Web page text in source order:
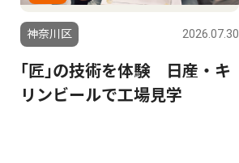
神奈川区 2026.07.30
｢匠｣の技術を体験 日産・キ
リンビールで工場見学